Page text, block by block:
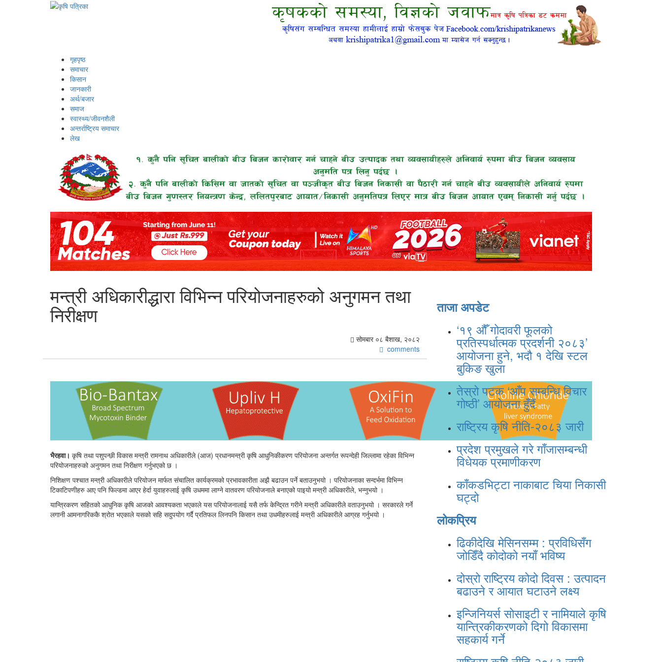
गृहपृष्ठ
समाचार
किसान
जानकारी
अर्थ/बजार
समाज
स्वास्थ्य/जीवनशैली
अन्तर्राष्ट्रिय समाचार
लेख
मन्त्री अधिकारीद्धारा विभिन्न परियोजनाहरुको अनुगमन तथा
निरीक्षण
सोमबार ०८ बैशाख, २०८२
comments
भैरहवा। कृषि तथा पशुपन्छी विकास मन्त्री रामनाथ अधिकारीले (आज) प्रधानमन्त्री कृषि आधुनिकीकरण परियोजना अन्तर्गत रूपन्देही जिल्लामा रहेका विभिन्न
परियोजनाहरुको अनुगमन तथा निरीक्षण गर्नुभएको छ ।
निशिक्षण पश्चात मन्त्री अधिकारीले परियोजन मार्फत संचालित कार्यक्रमको प्रभावकारीता अझै बढाउन पर्ने बताउनुभयो । परियोजनाका सन्दर्भमा विभिन्न
टिकाटिपणीहरु आए पनि फिल्डमा आएर हेर्दा युवाहरुलाई कृषि उधममा लाग्ने वातवरण परियोजनाले बनाएको पाइयो मन्त्री अधिकारीले, भन्नुभयो ।
यान्त्रिकरण सहितको आधुनिक कृषि आजको आवश्यकता भएकाले यस परियोजनालाई यसै तर्फ केन्द्रित गरीने मन्त्री अधिकारीले वताउनुभयो । सरकारले गर्ने
लगानी आमनागरिककै श्रोत भएकाले यसको सहि सदुपयोग गर्दै प्रतिफल लिनपनि किसान तथा उधमीहरुलाई मन्त्री अधिकारीले आग्रह गर्नुभयो ।
ताजा अपडेट
‘१९ औँ गोदावरी फूलको
प्रतिस्पर्धात्मक प्रदर्शनी २०८३’
आयोजना हुने, भदौ १ देखि स्टल
बुकिङ खुला
तेस्रो पटक ‘आँप सम्बन्धि विचार
गोष्ठी’ आयोजना हुँदैं
राष्ट्रिय कृषि नीति-२०८३ जारी
प्रदेश प्रमुखले गरे गाँजासम्बन्धी
विधेयक प्रमाणीकरण
काँकडभिट्टा नाकाबाट चिया निकासी
घट्दो
लोकप्रिय
ढिकीदेखि मेसिनसम्म : प्रविधिसँग
जोडिँदै कोदोको नयाँ भविष्य
दोस्रो राष्ट्रिय कोदो दिवस : उत्पादन
बढाउने र आयात घटाउने लक्ष्य
इन्जिनियर्स सोसाइटी र नामियाले कृषि
यान्त्रिकीकरणको दिगो विकासमा
सहकार्य गर्ने